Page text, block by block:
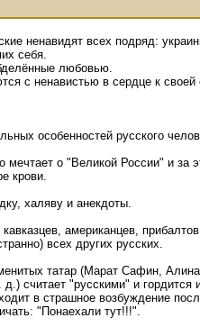
ненавидят всех подряд:
себя.
любовью.
с ненавистью в сердце к своей
особенностей русского
мечтает о "Великой России" и за
крови.
халяву и анекдоты.
американцев,
всех других русских.
татар (Марат Сафин,
д.) считает "русскими" и гордится
в страшное возбуждение
"Понаехали тут!!!".